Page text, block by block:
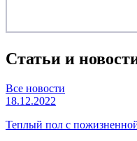
Статьи и
Все новости
18.12.2022
Теплый пол с